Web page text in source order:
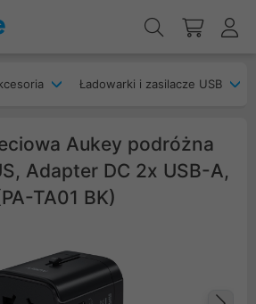
Ładowarki i zasilacze USB
Aukey podróżna
Adapter DC 2x USB-A,
TA01 BK)